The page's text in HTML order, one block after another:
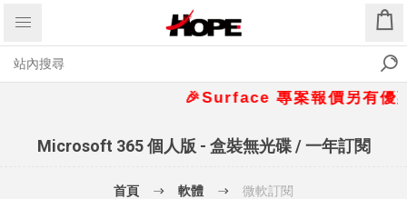
🎉Surface 專案報價另有優
Microsoft 365 個人版 - 盒裝無光碟 / 一年訂閱
首頁 軟體 微軟訂閱